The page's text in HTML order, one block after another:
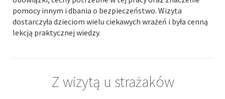
pomocy innym i dbania o bezpieczeństwo. Wizyta
dostarczyła dzieciom wielu ciekawych wrażeń i była cenną
lekcją praktycznej wiedzy.
Z wizytą u strażaków